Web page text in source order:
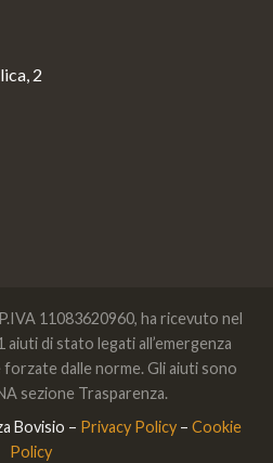
2
11083620960, ha ricevuto nel
aiuti di stato legati all’emergenza
dalle norme. Gli aiuti sono
sezione Trasparenza.
Bovisio – Privacy Policy – Cookie
Policy